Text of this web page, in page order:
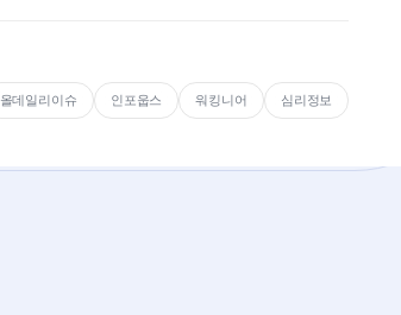
올데일리이슈 인포웁스 워킹니어 심리정보